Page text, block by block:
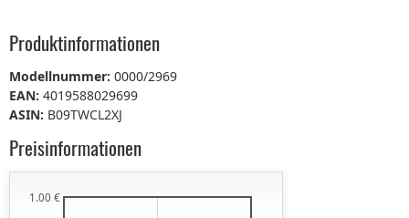
Produktinformationen
Modellnummer: 0000/2969
EAN: 4019588029699
ASIN: B09TWCL2XJ
Preisinformationen
1.00 €